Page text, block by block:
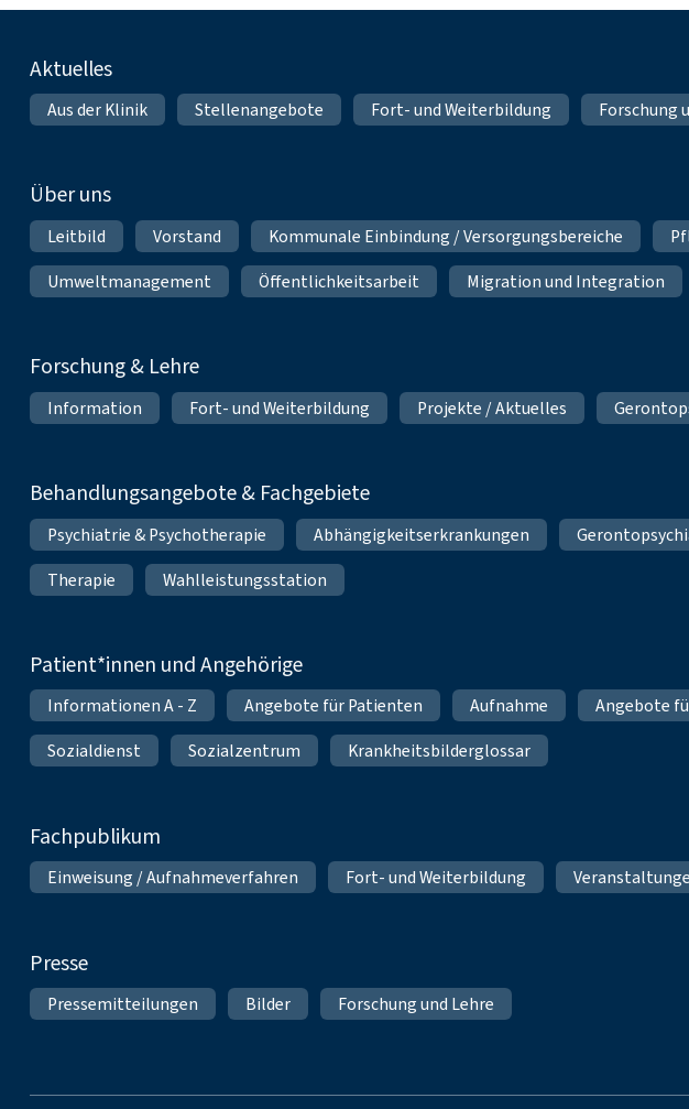
Fußnavigation
Aktuelles
Aus der Klinik Stellenangebote Fort- und Weiterbildung Forschung
Über uns
Leitbild Vorstand Kommunale Einbindung / Versorgungsbereiche
Umweltmanagement
Öffentlichkeitsarbeit Migration und Integration
Forschung & Lehre
Information Fort- und Weiterbildung Projekte / Aktuelles
Behandlungsangebote & Fachgebiete
Psychiatrie & Psychotherapie Abhängigkeitserkrankungen
Therapie
Wahlleistungsstation
Patient*innen und Angehörige
Informationen A - Z Angebote für Patienten Aufnahme Angebote
Sozialdienst
Sozialzentrum Krankheitsbilderglossar
Fachpublikum
Einweisung / Aufnahmeverfahren Fort- und Weiterbildung
Presse
Pressemitteilungen Bilder Forschung und Lehre